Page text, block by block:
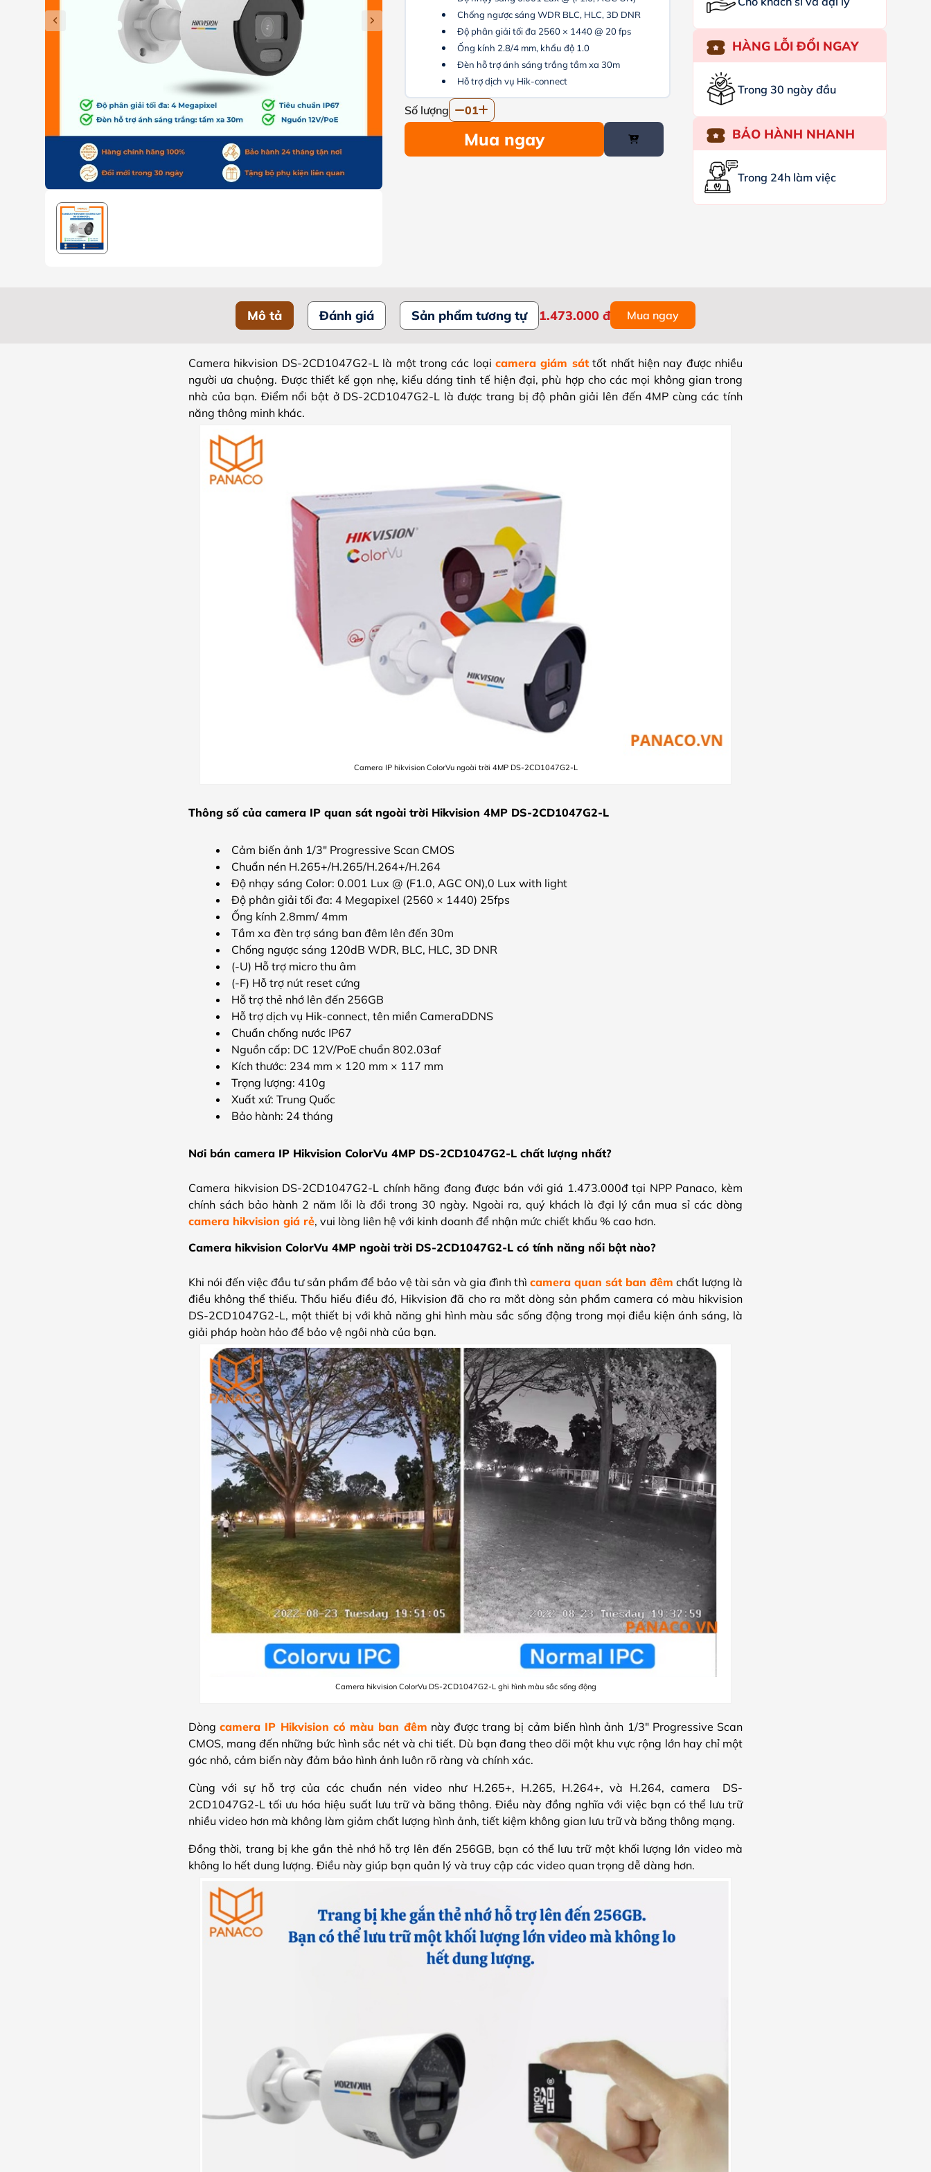
Chống ngược sáng WDR BLC, HLC, 3D DNR
Độ phân giải tối đa 2560 × 1440 @ 20 fps
Ống kính 2.8/4 mm, khẩu độ 1.0
Đèn hỗ trợ ánh sáng trắng tầm xa 30m
Hỗ trợ dịch vụ Hik-connect
Số lượng 01
Mua ngay
HÀNG LỖI ĐỔI NGAY
Trong 30 ngày đầu
BẢO HÀNH NHANH
Trong 24h làm việc
Mô tả Đánh giá Sản phẩm tương tự 1.473.000 đ Mua ngay
Camera hikvision DS-2CD1047G2-L là một trong các loại camera giám sáttốt nhất hiện nay được nhiều
người ưa chuộng. Được thiết kế gọn nhẹ, kiểu dáng tinh tế hiện đại, phù hợp cho các mọi không gian trong
nhà của bạn. Điểm nổi bật ở DS-2CD1047G2-L là được trang bị độ phân giải lên đến 4MP cùng các tính
năng thông minh khác.
Camera IP hikvision ColorVu ngoài trời 4MP DS-2CD1047G2-L
Thông số của camera IP quan sát ngoài trời Hikvision 4MP DS-2CD1047G2-L
Cảm biến ảnh 1/3″ Progressive Scan CMOS
Chuẩn nén H.265+/H.265/H.264+/H.264
Độ nhạy sáng Color: 0.001 Lux @ (F1.0, AGC ON),0 Lux with light
Độ phân giải tối đa: 4 Megapixel (2560 × 1440) 25fps
Ống kính 2.8mm/ 4mm
Tầm xa đèn trợ sáng ban đêm lên đến 30m
Chống ngược sáng 120dB WDR, BLC, HLC, 3D DNR
(-U) Hỗ trợ micro thu âm
(-F) Hỗ trợ nút reset cứng
Hỗ trợ thẻ nhớ lên đến 256GB
Hỗ trợ dịch vụ Hik-connect, tên miền CameraDDNS
Chuẩn chống nước IP67
Nguồn cấp: DC 12V/PoE chuẩn 802.03af
Kích thước: 234 mm × 120 mm × 117 mm
Trọng lượng: 410g
Xuất xứ: Trung Quốc
Bảo hành: 24 tháng
Nơi bán camera IP Hikvision ColorVu 4MP DS-2CD1047G2-L chất lượng nhất?
Camera hikvision DS-2CD1047G2-L chính hãng đang được bán với giá 1.473.000đ tại NPP Panaco, kèm
chính sách bảo hành 2 năm lỗi là đổi trong 30 ngày. Ngoài ra, quý khách là đại lý cần mua sỉ các dòng
camera hikvision giá rẻ, vui lòng liên hệ với kinh doanh để nhận mức chiết khấu % cao hơn.
Camera hikvision ColorVu 4MP ngoài trời DS-2CD1047G2-L có tính năng nổi bật nào?
Khi nói đến việc đầu tư sản phẩm để bảo vệ tài sản và gia đình thì camera quan sát ban đêm chất lượng là
điều không thể thiếu. Thấu hiểu điều đó, Hikvision đã cho ra mắt dòng sản phẩm camera có màu hikvision
DS-2CD1047G2-L, một thiết bị với khả năng ghi hình màu sắc sống động trong mọi điều kiện ánh sáng, là
giải pháp hoàn hảo để bảo vệ ngôi nhà của bạn.
Camera hikvision ColorVu DS-2CD1047G2-L ghi hình màu sắc sống động
Dòngcamera IP Hikvision có màu ban đêm này được trang bị cảm biến hình ảnh 1/3″ Progressive Scan
CMOS, mang đến những bức hình sắc nét và chi tiết. Dù bạn đang theo dõi một khu vực rộng lớn hay chỉ một
góc nhỏ, cảm biến này đảm bảo hình ảnh luôn rõ ràng và chính xác.
Cùng với sự hỗ trợ của các chuẩn nén video như H.265+, H.265, H.264+, và H.264, camera DS-
2CD1047G2-L tối ưu hóa hiệu suất lưu trữ và băng thông. Điều này đồng nghĩa với việc bạn có thể lưu trữ
nhiều video hơn mà không làm giảm chất lượng hình ảnh, tiết kiệm không gian lưu trữ và băng thông mạng.
Đồng thời, trang bị khe gắn thẻ nhớ hỗ trợ lên đến 256GB, bạn có thể lưu trữ một khối lượng lớn video mà
không lo hết dung lượng. Điều này giúp bạn quản lý và truy cập các video quan trọng dễ dàng hơn.